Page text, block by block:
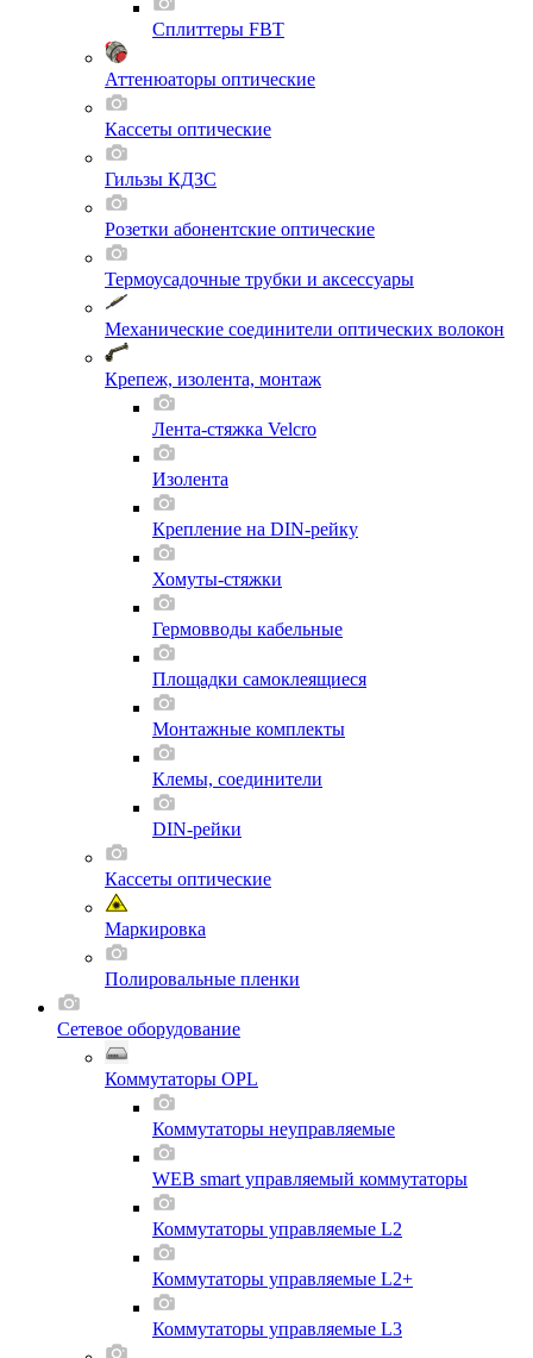
Сплиттеры FBT
Аттенюаторы оптические
Кассеты оптические
Гильзы КДЗС
Розетки абонентские оптические
Термоусадочные трубки и аксессуары
Механические соединители оптических волокон
Крепеж, изолента, монтаж
Лента-стяжка Velcro
Изолента
Крепление на DIN-рейку
Хомуты-стяжки
Гермовводы кабельные
Площадки самоклеящиеся
Монтажные комплекты
Клемы, соединители
DIN-рейки
Кассеты оптические
Маркировка
Полировальные пленки
Сетевое оборудование
Коммутаторы OPL
Коммутаторы неуправляемые
WEB smart управляемый коммутаторы
Коммутаторы управляемые L2
Коммутаторы управляемые L2+
Коммутаторы управляемые L3